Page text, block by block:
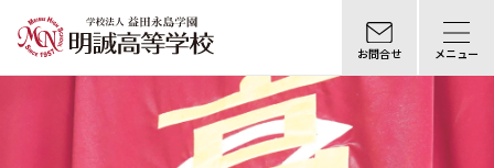
お問合せ メニュー